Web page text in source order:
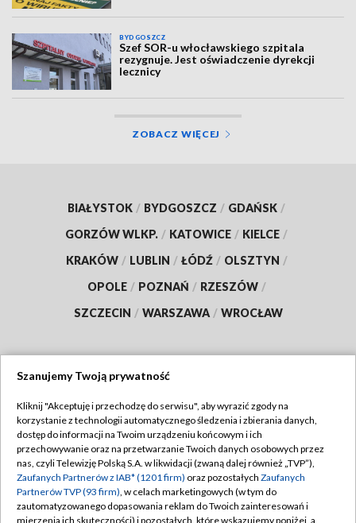
BYDGOSZCZ
Szef SOR-u włocławskiego szpitala
rezygnuje. Jest oświadczenie dyrekcji
lecznicy
ZOBACZ WIĘCEJ
BIAŁYSTOK / BYDGOSZCZ / GDAŃSK /
GORZÓW WLKP. / KATOWICE / KIELCE /
KRAKÓW / LUBLIN / ŁÓDŹ / OLSZTYN /
OPOLE / POZNAŃ / RZESZÓW /
SZCZECIN / WARSZAWA / WROCŁAW
TVP
Abonament TVP
Emisja w TVP
Centrum informacji TVP
Regulamin TVP
Polityka prywatności
Moje zgody
Szanujemy Twoją prywatność
Kliknij "Akceptuję i przechodzę do serwisu", aby wyrazić zgody na
korzystanie z technologii automatycznego śledzenia i zbierania danych,
dostęp do informacji na Twoim urządzeniu końcowym i ich
przechowywanie oraz na przetwarzanie Twoich danych osobowych przez
nas, czyli Telewizję Polską S.A. w likwidacji (zwaną dalej również „TVP”),
Zaufanych Partnerów z IAB* (1201 firm) oraz pozostałych Zaufanych
Partnerów TVP (93 firm), w celach marketingowych (w tym do
zautomatyzowanego dopasowania reklam do Twoich zainteresowań i
mierzenia ich skuteczności) i pozostałych, które wskazujemy poniżej, a